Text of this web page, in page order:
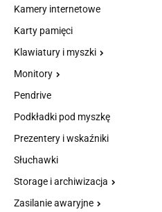
Kamery internetowe
Karty pamięci
Klawiatury i myszki
Monitory
Pendrive
Podkładki pod myszkę
Prezentery i wskaźniki
Słuchawki
Storage i archiwizacja
Zasilanie awaryjne